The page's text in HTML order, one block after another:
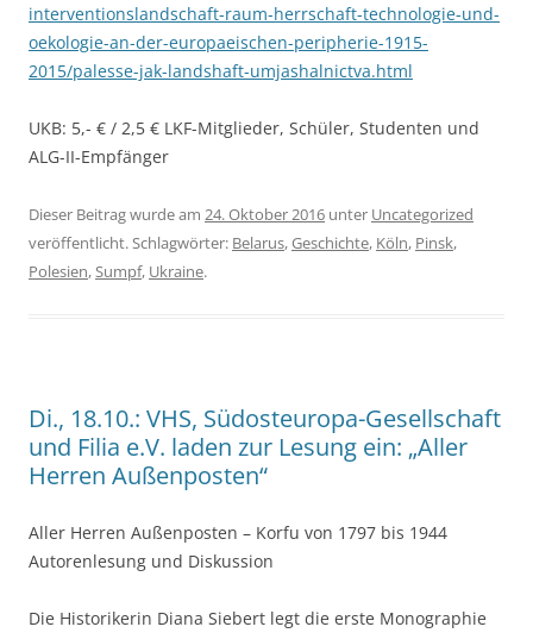
interventionslandschaft-raum-herrschaft-technologie-und-
oekologie-an-der-europaeischen-peripherie-1915-
2015/palesse-jak-landshaft-umjashalnictva.html
UKB: 5,- € / 2,5 € LKF-Mitglieder, Schüler, Studenten und
ALG-II-Empfänger
Dieser Beitrag wurde am 24. Oktober 2016 unter Uncategorized
veröffentlicht. Schlagwörter: Belarus,Geschichte, Köln, Pinsk,
Polesien,Sumpf, Ukraine.
Di., 18.10.: VHS, Südosteuropa-Gesellschaft
und Filia e.V. laden zur Lesung ein: „Aller
Herren Außenposten“
Aller Herren Außenposten – Korfu von 1797 bis 1944
Autorenlesung und Diskussion
Die Historikerin Diana Siebert legt die erste Monographie